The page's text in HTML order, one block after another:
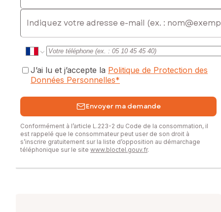
0756152158, E-mail : vanessa.burnel@safti.fr - EI - Agent
commercial immatriculé au RSAC de CAEN sous le numéro
100059807
E-mail
J’ai lu et j’accepte la Politique de Protection des
Données Personnelles*
Envoyer ma demande
Conformément à l’article L.223-2 du Code de la consommation, il
est rappelé que le consommateur peut user de son droit à
s’inscrire gratuitement sur la liste d’opposition au démarchage
téléphonique sur le site www.bloctel.gouv.fr.